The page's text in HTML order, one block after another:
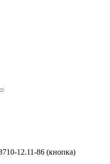
12.11-86 (кнопка)